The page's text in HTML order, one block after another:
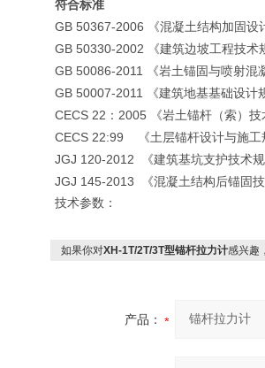
符合标准
GB 50367-2006 《混凝土结构加固设
GB 50330-2002 《建筑边坡工程技术
GB 50086-2011 《岩土锚固与喷射
GB 50007-2011 《建筑地基基础设计
CECS 22 ： 2005 《岩土锚杆（索）
CECS 22:99 《土层锚杆设计与施
JGJ 120-2012 《建筑基坑支护技术
JGJ 145-2013
《混凝土结构后锚固
技术参数：
如果你对XH-1T/2T/3T型锚杆拉力计感兴趣
产品：